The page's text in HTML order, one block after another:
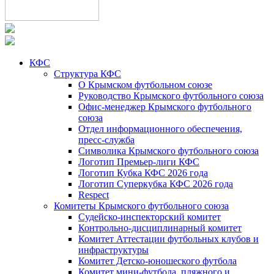
КФС
Структура КФС
О Крымском футбольном союзе
Руководство Крымского футбольного союза
Офис-менеджер Крымского футбольного
союза
Отдел информационного обеспечения,
пресс-служба
Символика Крымского футбольного союза
Логотип Премьер-лиги КФС
Логотип Кубка КФС 2026 года
Логотип Суперкубка КФС 2026 года
Respect
Комитеты Крымского футбольного союза
Судейско-инспекторский комитет
Контрольно-дисциплинарный комитет
Комитет Аттестации футбольных клубов и
инфраструктуры
Комитет Детско-юношеского футбола
Комитет мини-футбола, пляжного и